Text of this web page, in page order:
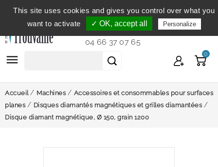
Service clientèle
du lundi au vendredi de 9h à 12h et
de 14h à 18h...
04 66 37 07 65
 0
Accueil Machines
Accessoires et consommables pour surfaces
planes
Disques diamantés magnétiques et grilles diamantées
Disque diamant magnétique, Ø 150, grain 1200
This site uses cookies and gives you control over what you
want to activate
✓ OK, accept all Personalize